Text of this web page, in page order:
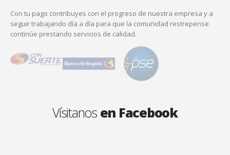
Con tu pago contribuyes con el progreso de nuestra empresa y a
seguir trabajando día a día para que la comunidad restrepense
continúe prestando servicios de calidad.
Vísitanos en Facebook